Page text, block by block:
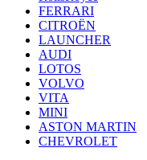
FERRARI
CITROËN
LAUNCHER
AUDI
LOTOS
VOLVO
VITA
MINI
ASTON MARTIN
CHEVROLET